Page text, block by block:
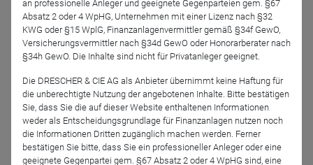
klicken + Kenncode 303000
alternativ:
Telefoneinwahl 069-50 500 951 + Sitzungs-ID 9888 4024
967# + Teilnehmer-ID # + Sitzungs-Passwort 303000#;
(iPhone-freundlich
+496950500951,,98884024967#,,,,*303000# )
an professionelle Anleger und geeignete Gegenparteien gem. §67
Absatz 2 oder 4 WpHG, Unternehmen mit einer Lizenz nach §32
KWG oder §15 WplG, Finanzanlagenvermittler gemäß §34f GewO,
Versicherungsvermittler nach §34d GewO oder Honorarberater nach
§34h GewO. Die Inhalte sind nicht für Privatanleger geeignet.
Die DRESCHER & CIE AG als Anbieter übernimmt keine Haftung für
die unberechtigte Nutzung der angebotenen Inhalte. Bitte bestätigen
Sie, dass Sie die auf dieser Website enthaltenen Informationen
weder als Entscheidungsgrundlage für Finanzanlagen nutzen noch
die Informationen Dritten zugänglich machen werden. Ferner
bestätigen Sie bitte, dass Sie ein professioneller Anleger oder eine
geeignete Gegenpartei gem. §67 Absatz 2 oder 4 WpHG sind, eine